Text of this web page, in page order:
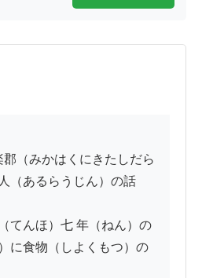
（あるらうじん）の話
てんほ）七 年（ねん）の
に食物（しよくもつ）の